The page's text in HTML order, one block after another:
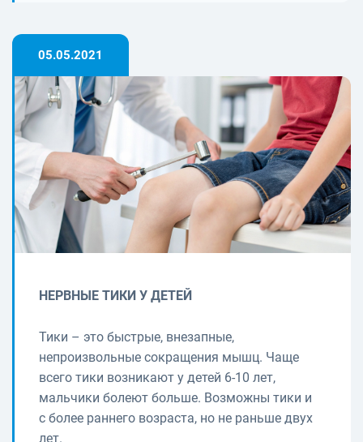
05.05.2021
НЕРВНЫЕ ТИКИ У ДЕТЕЙ
Тики – это быстрые, внезапные,
непроизвольные сокращения мышц. Чаще
всего тики возникают у детей 6-10 лет,
мальчики болеют больше. Возможны тики и
с более раннего возраста, но не раньше двух
лет.